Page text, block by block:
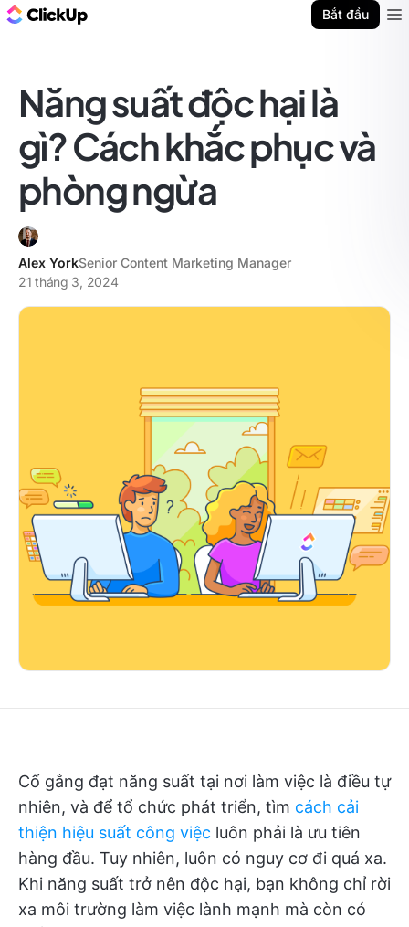
Bắt đầu
Năng suất độc hại là
gì? Cách khắc phục và
phòng ngừa
Alex YorkSenior Content Marketing Manager
21 tháng 3, 2024
Cố gắng đạt năng suất tại nơi làm việc là điều tự
nhiên, và để tổ chức phát triển, tìm cách cải
thiện hiệu suất công việc luôn phải là ưu tiên
hàng đầu. Tuy nhiên, luôn có nguy cơ đi quá xa.
Khi năng suất trở nên độc hại, bạn không chỉ rời
xa môi trường làm việc lành mạnh mà còn có